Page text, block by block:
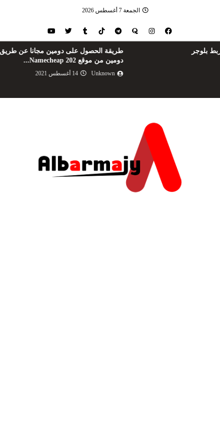
الجمعة 7 أغسطس 2026
طريقة الحصول على دومين مجانا عن طريق github |
دومين من موقع Namecheap 202...
14 أغسطس 2021